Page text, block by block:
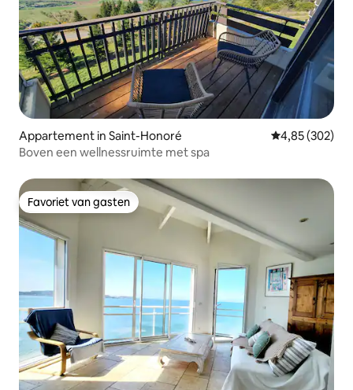
Appartement in Saint-Honoré Gemiddelde
4,85 (302)
Boven een wellnessruimte met spa
Favoriet van gasten
Favoriet van gasten